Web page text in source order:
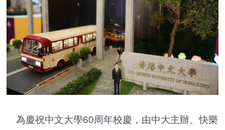
為慶祝中文大學60周年校慶，由中大主辦、快樂